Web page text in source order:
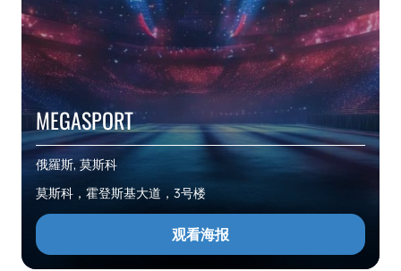
MEGASPORT
俄羅斯, 莫斯科
莫斯科，霍登斯基大道，3号楼
观看海报